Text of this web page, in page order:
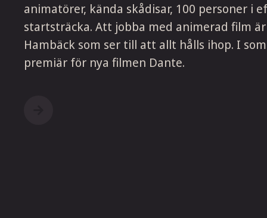
animatörer, kända skådisar, 100 personer i
startsträcka. Att jobba med animerad film
Hambäck som ser till att allt hålls ihop. I
premiär för nya filmen Dante.